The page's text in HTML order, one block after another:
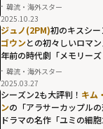
韓流・海外スター
2025.10.23
ジュノ(2PM)初のキスシー
ゴウンとの初々しいロマ
年前の時代劇「メモリーズ
韓流・海外スター
2025.03.27
シーズン2も大評判！ キム
ンの「アラサーカップル
ドラマの名作「ユミの細胞